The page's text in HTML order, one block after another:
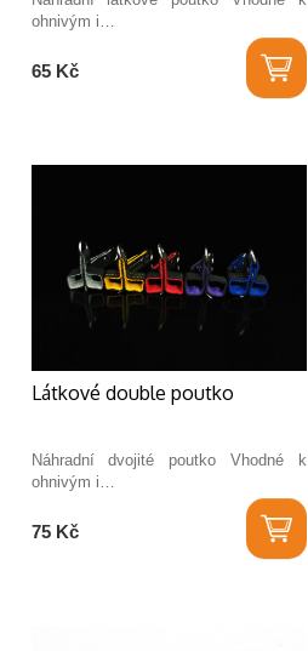
ohnivým i…
65 Kč
Látkové double poutko
Náhradní dvojité poutko Vhodné k
ohnivým i…
75 Kč